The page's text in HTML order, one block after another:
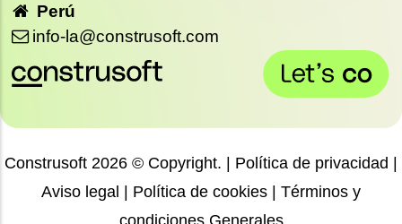
Perú
info-la@construsoft.com
Construsoft 2026 © Copyright. | Política de privacidad |
Aviso legal | Política de cookies | Términos y
condiciones Generales